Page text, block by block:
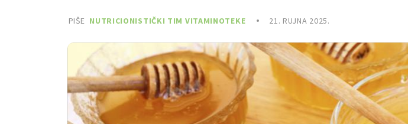
PIŠE NUTRICIONISTIČKI TIM VITAMINOTEKE 21. RUJNA 2025.